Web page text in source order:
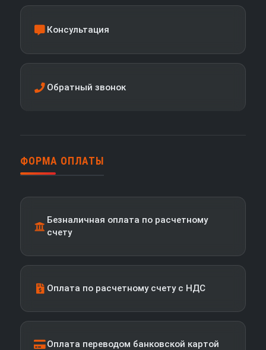
Консультация
Обратный звонок
ФОРМА ОПЛАТЫ
Безналичная оплата по расчетному
счету
Оплата по расчетному счету с НДС
Оплата переводом банковской картой